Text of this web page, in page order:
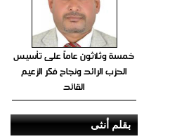
خمسة وثلاثون عاماً على تأسيس
الحزب الرائد ونجاح فكر الزعيم
القائد
بقلم أنثى